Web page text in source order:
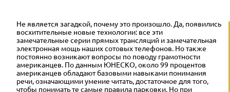
Не является загадкой, почему это произошло. Да, появились
восхитительные новые технологии: все эти
замечательные серии прямых трансляций и замечательная
электронная мощь наших сотовых телефонов. Но также
постоянно возникают вопросы по поводу грамотности
американцев. По данным ЮНЕСКО, около 99 процентов
американцев обладают базовыми навыками понимания
речи, означающими умение читать, достаточное для того,
чтобы понимать те самые правила парковки. Но при